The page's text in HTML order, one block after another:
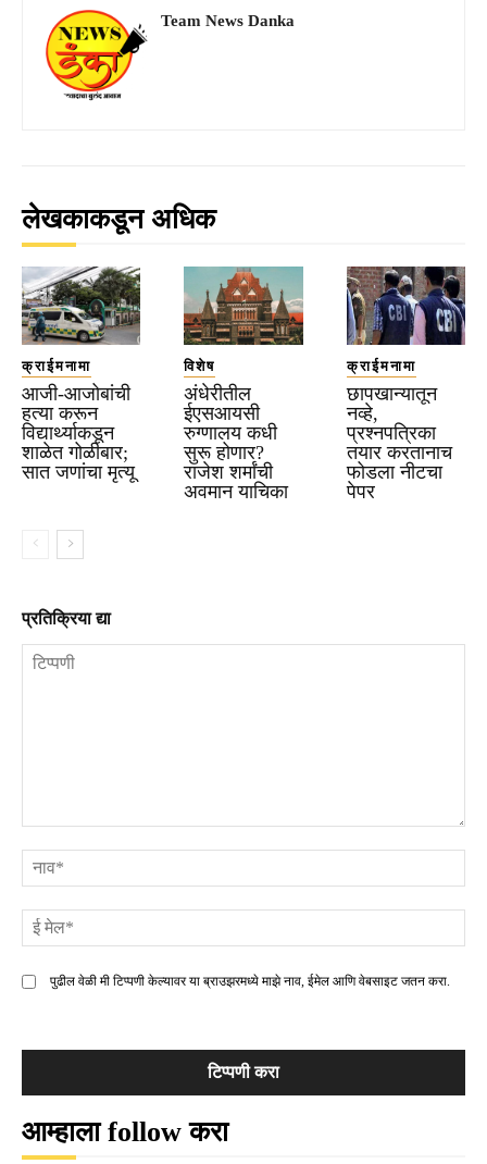
Team News Danka
लेखकाकडून अधिक
क्राईमनामा
आजी-आजोबांची
हत्या करून
विद्यार्थ्याकडून
शाळेत गोळीबार;
सात जणांचा मृत्यू
विशेष
अंधेरीतील
ईएसआयसी
रुग्णालय कधी
सुरू होणार?
राजेश शर्मांची
अवमान याचिका
क्राईमनामा
छापखान्यातून
नव्हे,
प्रश्नपत्रिका
तयार करतानाच
फोडला नीटचा
पेपर
प्रतिक्रिया द्या
पुढील वेळी मी टिप्पणी केल्यावर या ब्राउझरमध्ये माझे नाव, ईमेल आणि वेबसाइट जतन करा.
आम्हाला follow करा